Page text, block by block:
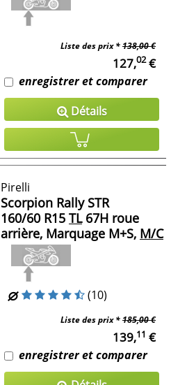
Liste des prix *138,00 €
127,02€
enregistrer et comparer
Détails
Pirelli
Scorpion Rally STR
160/60 R15 TL67H roue
arrière, Marquage M+S, M/C
(10)
Liste des prix *185,00 €
139,11 €
enregistrer et comparer